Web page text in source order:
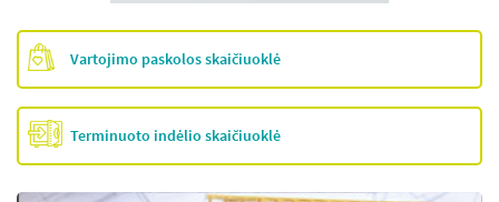
Vartojimo paskolos skaičiuoklė
Terminuoto indėlio skaičiuoklė